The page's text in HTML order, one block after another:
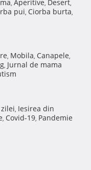
, Aperitive, Desert,
pui, Ciorba burta,
, Mobila, Canapele,
, Jurnal de mama
, Iesirea din
, Covid-19, Pandemie